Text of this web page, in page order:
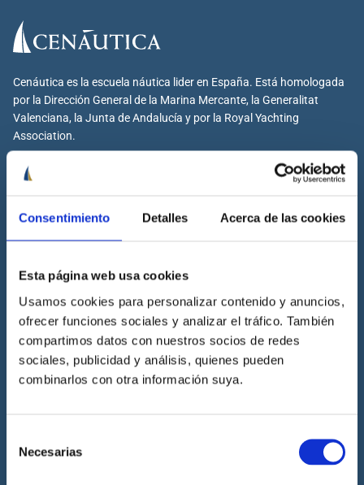
Consentimiento Detalles Acerca de las cookies
Esta página web usa cookies
Usamos cookies para personalizar contenido y anuncios,
ofrecer funciones sociales y analizar el tráfico. También
compartimos datos con nuestros socios de redes
sociales, publicidad y análisis, quienes pueden
combinarlos con otra información suya.
Necesarias
Cenáutica es la escuela náutica lider en España. Está homologada
por la Dirección General de la Marina Mercante, la Generalitat
Valenciana, la Junta de Andalucía y por la Royal Yachting
Association.
Cenáutica
Escuela náutica virtual
Contacta con Cenáutica
Historia de Cenáutica
Trabaja con Cenáutica
Sala de prensa
Blog